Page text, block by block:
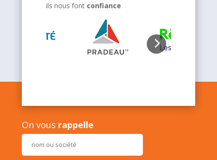
ils nous font confiance
On vous rappelle